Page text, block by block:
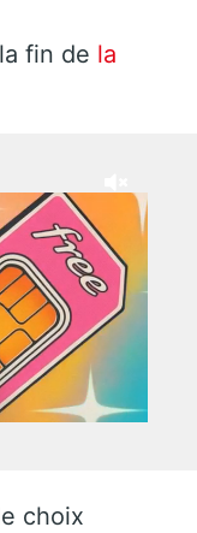
fin de la
choix